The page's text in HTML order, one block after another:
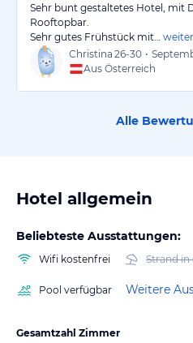
Sehr bunt gestaltetes Hotel, mit
Rooftopbar.
Sehr gutes Frühstück mit…
Christina 26-30 •
Aus Österreich
Alle
Hotel allgemein
Beliebteste Ausstattungen:
Wifi kostenfrei Strand in
Pool verfügbar Weitere
Gesamtzahl Zimmer